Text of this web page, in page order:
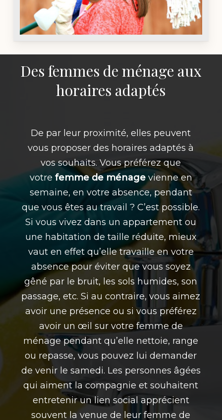
Des femmes de ménage aux
horaires adaptés
De par leur proximité, elles peuvent
vous proposer des horaires adaptés à
vos souhaits. Vous préférez que
votre femme de ménagevienne en
semaine, en votre absence, pendant
que vous êtes au travail ? C’est possible.
Si vous vivez dans un appartement ou
une habitation de taille réduite, mieux
vaut en effet qu’elle travaille en votre
absence pour éviter que vous soyez
gêné par le bruit, les sols humides, son
passage, etc. Si au contraire, vous aimez
avoir une présence ou si vous préférez
avoir un œil sur votre femme de
ménage pendant qu’elle nettoie, range
ou repasse, vous pouvez lui demander
de venir le samedi. Les personnes âgées
qui aiment la compagnie et souhaitent
entretenir un lien social apprécient
souvent la venue de leur femme de